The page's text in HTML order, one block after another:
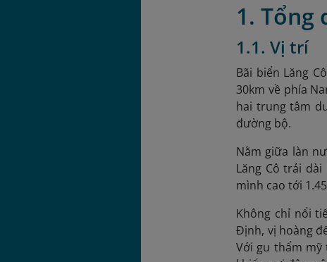
1. Tổng
1.1. Vị trí
Bãi biển Lăng
30km về phía
hai trung tâm
đường bộ.
Nằm giữa làn
Lăng Cô trải
mình cao tới
Không chỉ nổi
Định, vị hoàng
Với gu thẩm mỹ